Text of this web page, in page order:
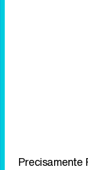
Precisamente